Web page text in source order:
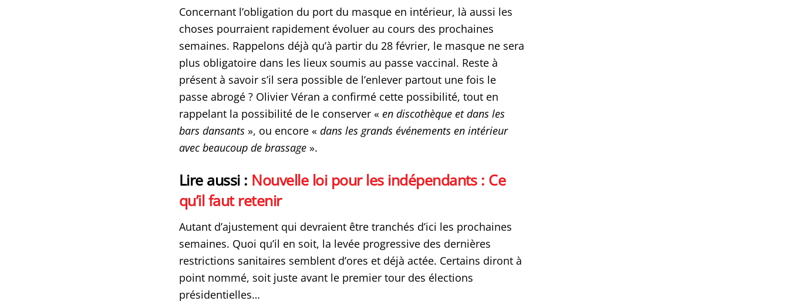
Concernant l’obligation du port du masque en intérieur, là aussi les
choses pourraient rapidement évoluer au cours des prochaines
semaines. Rappelons déjà qu’à partir du 28 février, le masque ne sera
plus obligatoire dans les lieux soumis au passe vaccinal. Reste à
présent à savoir s’il sera possible de l’enlever partout une fois le
passe abrogé ? Olivier Véran a confirmé cette possibilité, tout en
rappelant la possibilité de le conserver « en discothèque et dans les
bars dansants », ou encore « dans les grands événements en intérieur
avec beaucoup de brassage».
Lire aussi : Nouvelle loi pour les indépendants : Ce
qu’il faut retenir
Autant d’ajustement qui devraient être tranchés d’ici les prochaines
semaines. Quoi qu’il en soit, la levée progressive des dernières
restrictions sanitaires semblent d’ores et déjà actée. Certains diront à
point nommé, soit juste avant le premier tour des élections
présidentielles…